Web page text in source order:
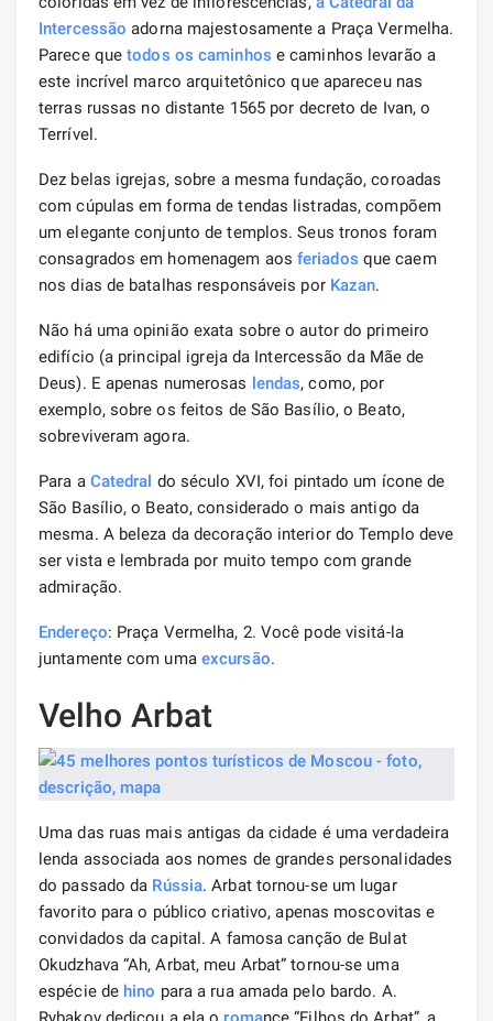
Intercessão adorna majestosamente a Praça Vermelha.
Parece quetodos os caminhos e caminhos levarão a
este incrível marco arquitetônico que apareceu nas
terras russas no distante 1565 por decreto de Ivan, o
Terrível.
Dez belas igrejas, sobre a mesma fundação, coroadas
com cúpulas em forma de tendas listradas, compõem
um elegante conjunto de templos. Seus tronos foram
consagrados em homenagem aos feriados que caem
nos dias de batalhas responsáveis ​​por Kazan.
Não há uma opinião exata sobre o autor do primeiro
edifício (a principal igreja da Intercessão da Mãe de
Deus). E apenas numerosas lendas, como, por
exemplo, sobre os feitos de São Basílio, o Beato,
sobreviveram agora.
Para a Catedral do século XVI, foi pintado um ícone de
São Basílio, o Beato, considerado o mais antigo da
mesma. A beleza da decoração interior do Templo deve
ser vista e lembrada por muito tempo com grande
admiração.
Endereço: Praça Vermelha, 2. Você pode visitá-la
juntamente com uma excursão.
Velho Arbat
Uma das ruas mais antigas da cidade é uma verdadeira
lenda associada aos nomes de grandes personalidades
do passado da Rússia. Arbat tornou-se um lugar
favorito para o público criativo, apenas moscovitas e
convidados da capital. A famosa canção de Bulat
Okudzhava “Ah, Arbat, meu Arbat” tornou-se uma
espécie de hino para a rua amada pelo bardo. A.